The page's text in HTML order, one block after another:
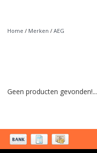
Home / Merken / AEG
Geen producten gevonden!...